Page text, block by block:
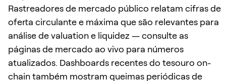
Rastreadores de mercado público relatam cifras de
oferta circulante e máxima que são relevantes para
análise de valuation e liquidez — consulte as
páginas de mercado ao vivo para números
atualizados. Dashboards recentes do tesouro on-
chain também mostram queimas periódicas de